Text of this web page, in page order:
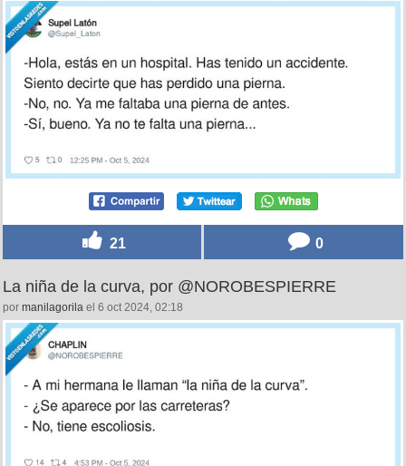
21 0
La niña de la curva, por @NOROBESPIERRE
por manilagorila el 6 oct 2024, 02:18